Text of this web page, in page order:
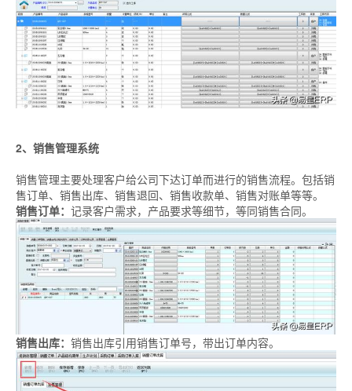
2、销售管理系统
销售管理主要处理客户给公司下达订单而进行的销售流程。包括销
售订单、销售出库、销售退回、销售收款单、销售对账单等等。
销售订单： 记录客户需求，产品要求等细节，等同销售合同。
销售出库： 销售出库引用销售订单号，带出订单内容。